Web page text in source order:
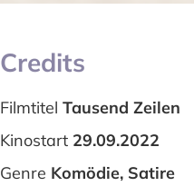
Credits
Filmtitel Tausend Zeilen
Kinostart 29.09.2022
Genre Komödie, Satire